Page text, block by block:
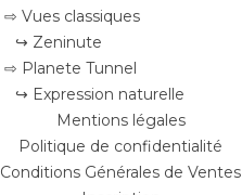
⇨ Vues classiques
↪ Zeninute
⇨ Planete Tunnel
↪ Expression naturelle
Mentions légales
Politique de confidentialité
Conditions Générales de Ventes